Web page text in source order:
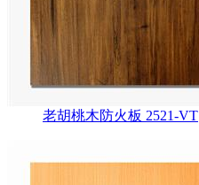
老胡桃木防火板 2521-VT